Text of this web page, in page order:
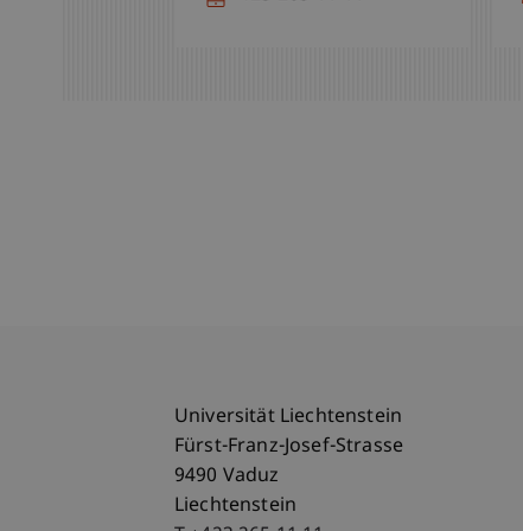
Universität Liechtenstein
Fürst-Franz-Josef-Strasse
9490 Vaduz
Liechtenstein